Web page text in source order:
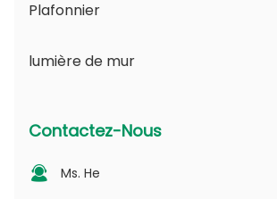
Série JDL
Série DSDL
Série MDL
Plafonnier
Série JCL
Série photovoltaïque
lumière de mur
ouverture variable
Série D - Plaque guide de lumière
Contactez-Nous
Ms. He